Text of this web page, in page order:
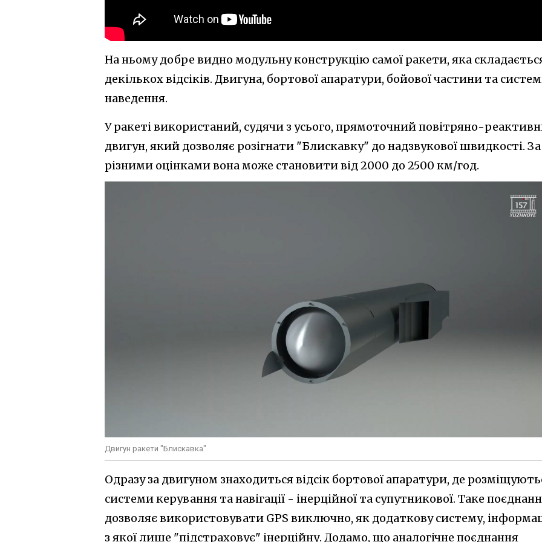
На ньому добре видно модульну конструкцію самої ракети, яка
декількох відсіків. Двигуна, бортової апаратури, бойової частини та
наведення.
У ракеті використаний, судячи з усього, прямоточний повітряно-
двигун, який дозволяє розігнати "Блискавку" до надзвукової швидкості. За
різними оцінками вона може становити від 2000 до 2500 км/год.
Двигун ракети "Блискавка"
Одразу за двигуном знаходиться відсік бортової апаратури, де
системи керування та навігації - інерційної та супутникової. Таке
дозволяє використовувати GPS виключно, як додаткову систему,
з якої лише "підстраховує" інерційну. Додамо, що аналогічне поєднання